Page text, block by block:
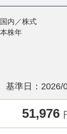
内／株式
株年
基準日：2026/
51,976